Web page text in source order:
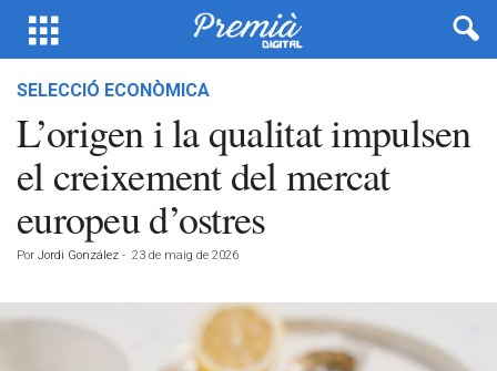
SELECCIÓ ECONÒMICA
L’origen i la qualitat impulsen
el creixement del mercat
europeu d’ostres
Por Jordi González - 23 de maig de 2026